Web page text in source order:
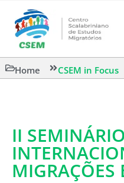
Home CSEM in Focus
II SEMINÁRIO
MIGRAÇÕES